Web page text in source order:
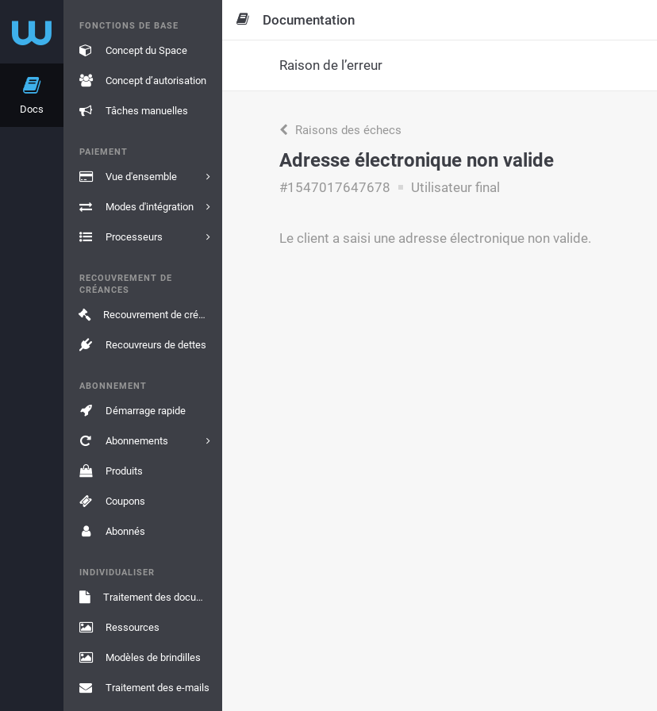
Docs
FONCTIONS DE BASE
Concept du Space
Concept d’autorisation
Tâches manuelles
PAIEMENT
Vue d'ensemble
Modes d'intégration
Processeurs
RECOUVREMENT DE
CRÉANCES
Recouvrement de créances
Recouvreurs de dettes
ABONNEMENT
Démarrage rapide
Abonnements
Produits
Coupons
Abonnés
INDIVIDUALISER
Traitement des documents
Ressources
Modèles de brindilles
Traitement des e-mails
Documentation
Raison de l’erreur
Raisons des échecs
Adresse électronique non valide
#1547017647678 Utilisateur final
Le client a saisi une adresse électronique non valide.